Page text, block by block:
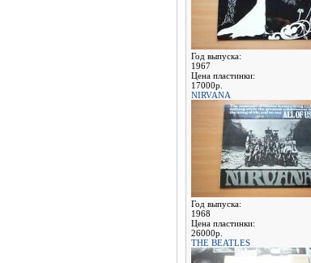
Год выпуска:
1967
Цена пластинки:
17000р.
NIRVANA
Год выпуска:
1968
Цена пластинки:
26000р.
THE BEATLES